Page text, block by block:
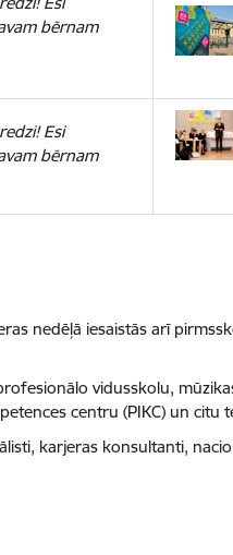
bērnam
Esi
bērnam
nedēļā iesaistās arī
vidusskolu,
centru (PIKC) un citu
karjeras konsultanti,